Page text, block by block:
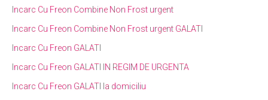
Incarc Cu Freon Combine Non Frost urgent
Incarc Cu Freon Combine Non Frost urgent GALATI
Incarc Cu Freon GALATI
Incarc Cu Freon GALATI IN REGIM DE URGENTA
Incarc Cu Freon GALATI la domiciliu